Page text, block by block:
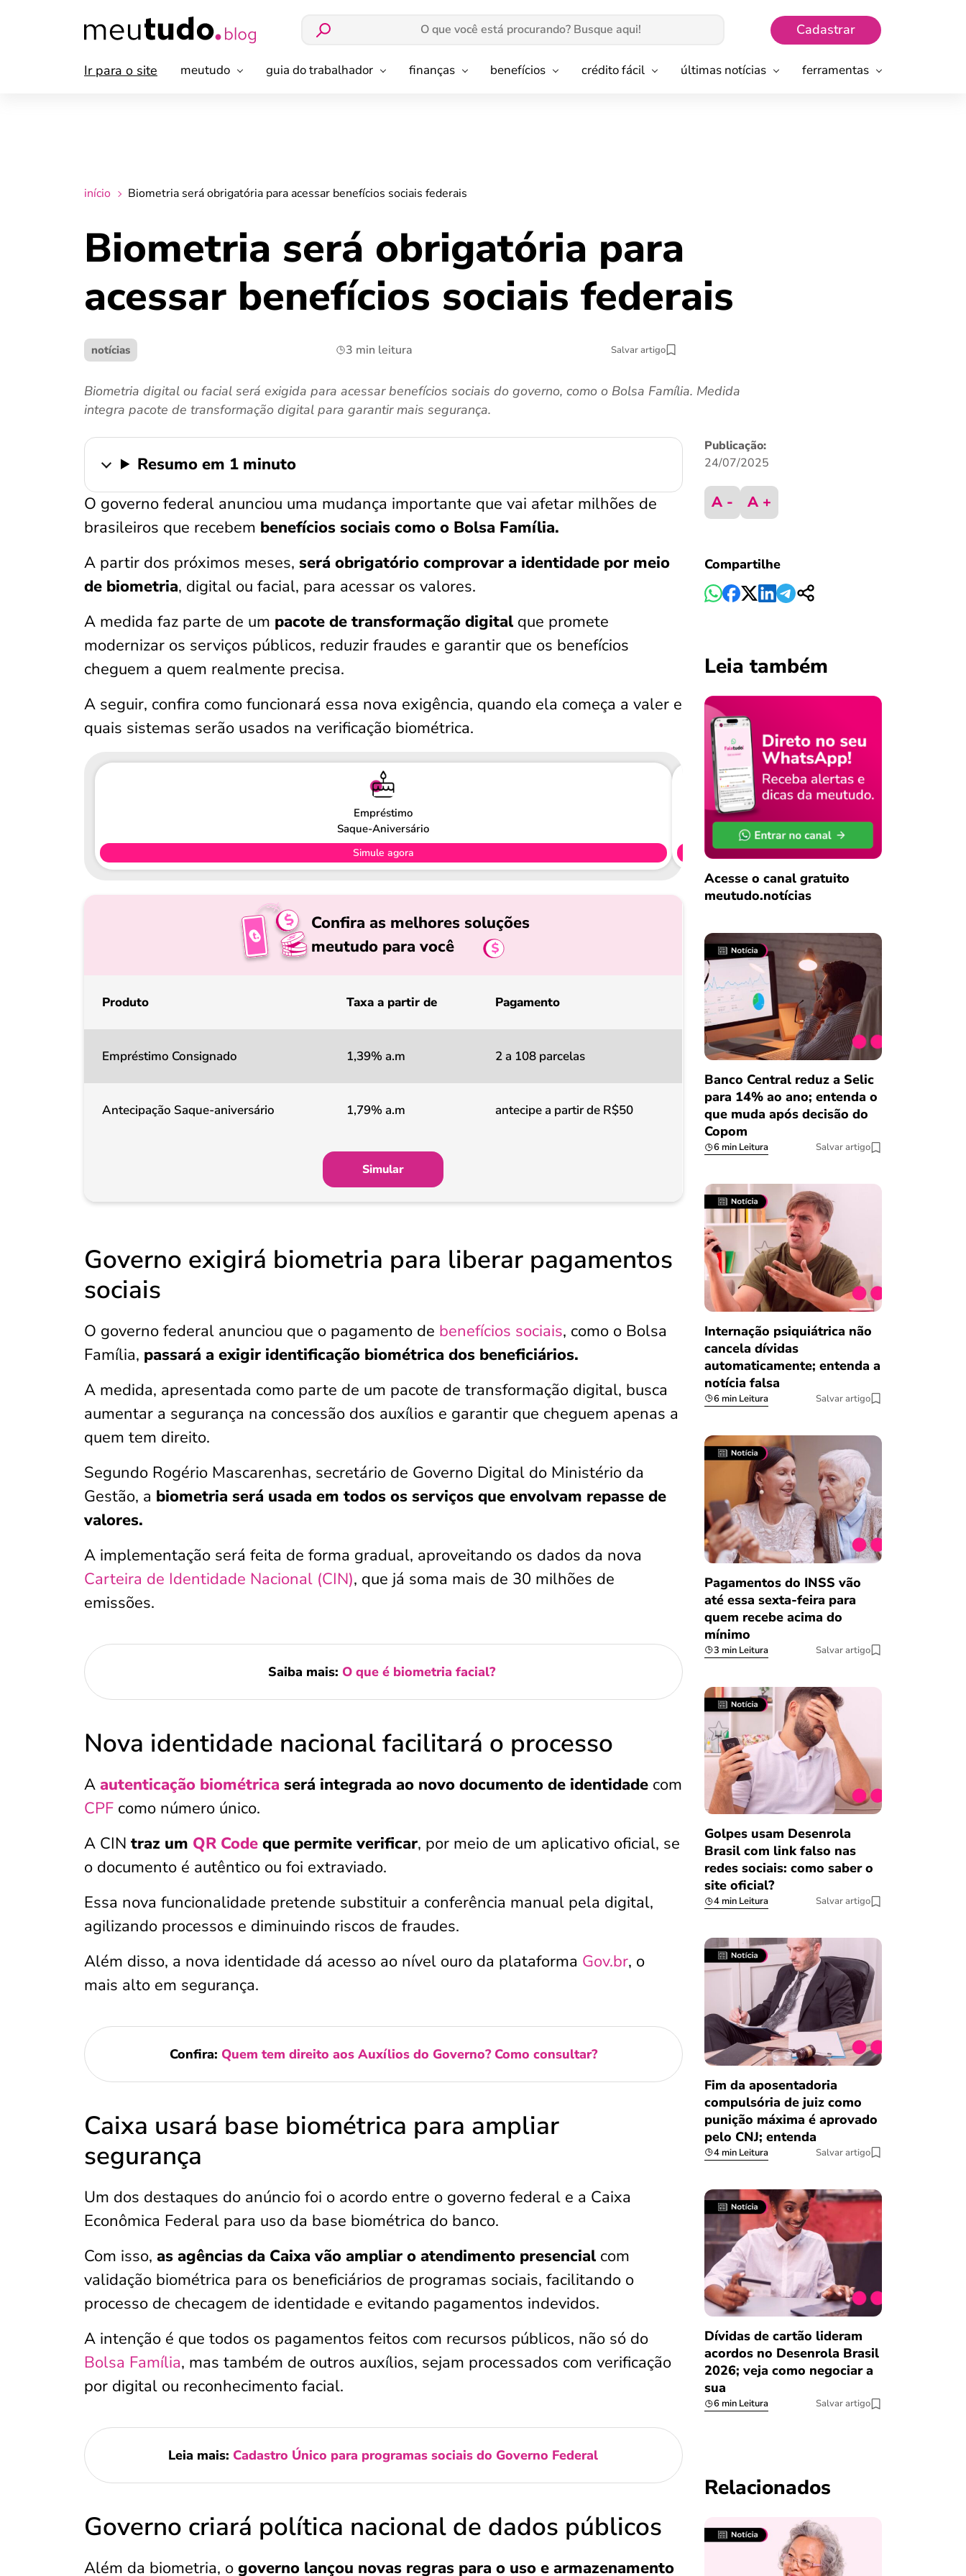
Cadastrar
Ir para o site meutudo guia do trabalhador finanças benefícios crédito fácil últimas notícias ferramentas
início Biometria será obrigatória para acessar benefícios sociais federais
Biometria será obrigatória para
acessar benefícios sociais federais
notícias 3 min leitura Salvar artigo
Biometria digital ou facial será exigida para acessar benefícios sociais do governo, como o Bolsa Família. Medida
integra pacote de transformação digital para garantir mais segurança.
Resumo em 1 minuto
O governo federal anunciou uma mudança importante que vai afetar milhões de
brasileiros que recebem benefícios sociais como o Bolsa Família.
A partir dos próximos meses, será obrigatório comprovar a identidade por meio
de biometria, digital ou facial, para acessar os valores.
A medida faz parte de um pacote de transformação digital que promete
modernizar os serviços públicos, reduzir fraudes e garantir que os benefícios
cheguem a quem realmente precisa.
A seguir, confira como funcionará essa nova exigência, quando ela começa a valer e
quais sistemas serão usados na verificação biométrica.
Empréstimo
Saque-Aniversário
Simule agora
Confira as melhores soluções
meutudo para você
Produto Taxa a partir de Pagamento
Empréstimo Consignado 1,39% a.m 2 a 108 parcelas
Antecipação Saque-aniversário 1,79% a.m antecipe a partir de R$50
Simular
Governo exigirá biometria para liberar pagamentos
sociais
O governo federal anunciou que o pagamento de benefícios sociais, como o Bolsa
Família, passará a exigir identificação biométrica dos beneficiários.
A medida, apresentada como parte de um pacote de transformação digital, busca
aumentar a segurança na concessão dos auxílios e garantir que cheguem apenas a
quem tem direito.
Segundo Rogério Mascarenhas, secretário de Governo Digital do Ministério da
Gestão, a biometria será usada em todos os serviços que envolvam repasse de
valores.
A implementação será feita de forma gradual, aproveitando os dados da nova
Carteira de Identidade Nacional (CIN), que já soma mais de 30 milhões de
emissões.
Saiba mais: O que é biometria facial?
Nova identidade nacional facilitará o processo
A autenticação biométrica será integrada ao novo documento de identidade com
CPF como número único.
A CIN traz um QR Code que permite verificar, por meio de um aplicativo oficial, se
o documento é autêntico ou foi extraviado.
Essa nova funcionalidade pretende substituir a conferência manual pela digital,
agilizando processos e diminuindo riscos de fraudes.
Além disso, a nova identidade dá acesso ao nível ouro da plataforma Gov.br, o
mais alto em segurança.
Confira: Quem tem direito aos Auxílios do Governo? Como consultar?
Caixa usará base biométrica para ampliar
segurança
Um dos destaques do anúncio foi o acordo entre o governo federal e a Caixa
Econômica Federal para uso da base biométrica do banco.
Com isso, as agências da Caixa vão ampliar o atendimento presencial com
validação biométrica para os beneficiários de programas sociais, facilitando o
processo de checagem de identidade e evitando pagamentos indevidos.
A intenção é que todos os pagamentos feitos com recursos públicos, não só do
Bolsa Família, mas também de outros auxílios, sejam processados com verificação
por digital ou reconhecimento facial.
Leia mais: Cadastro Único para programas sociais do Governo Federal
Governo criará política nacional de dados públicos
Além da biometria, o governo lançou novas regras para o uso e armazenamento
Publicação:
24/07/2025
A - A +
Compartilhe
Leia também
Acesse o canal gratuito
meutudo.notícias
Banco Central reduz a Selic
para 14% ao ano; entenda o
que muda após decisão do
Copom
6 min Leitura Salvar artigo
Internação psiquiátrica não
cancela dívidas
automaticamente; entenda a
notícia falsa
6 min Leitura Salvar artigo
Pagamentos do INSS vão
até essa sexta-feira para
quem recebe acima do
mínimo
3 min Leitura Salvar artigo
Golpes usam Desenrola
Brasil com link falso nas
redes sociais: como saber o
site oficial?
4 min Leitura Salvar artigo
Fim da aposentadoria
compulsória de juiz como
punição máxima é aprovado
pelo CNJ; entenda
4 min Leitura Salvar artigo
Dívidas de cartão lideram
acordos no Desenrola Brasil
2026; veja como negociar a
sua
6 min Leitura Salvar artigo
Relacionados